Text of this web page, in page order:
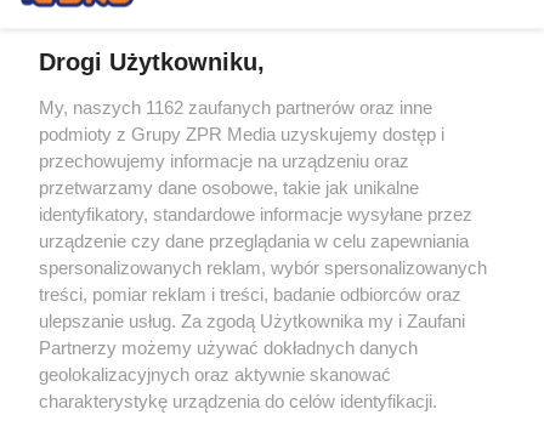
Żaden utwór zamieszczony w serwisie nie może być powielany i
rozpowszechniany lub dalej rozpowszechniany w jakikolwiek sposób (w
tym także elektroniczny lub mechaniczny) na jakimkolwiek polu
eksploatacji w jakiejkolwiek formie, włącznie z umieszczaniem w
Internecie bez pisemnej zgody właściciela praw. Jakiekolwiek użycie lub
wykorzystanie utworów w całości lub w części z naruszeniem prawa,
tzn. bez właściwej zgody, jest zabronione pod groźbą kary i może być
ścigane prawnie.
Drogi Użytkowniku,
My, naszych 1162 zaufanych partnerów oraz inne
podmioty z Grupy ZPR Media uzyskujemy dostęp i
przechowujemy informacje na urządzeniu oraz
przetwarzamy dane osobowe, takie jak unikalne
identyfikatory, standardowe informacje wysyłane przez
urządzenie czy dane przeglądania w celu zapewniania
spersonalizowanych reklam, wybór spersonalizowanych
treści, pomiar reklam i treści, badanie odbiorców oraz
ulepszanie usług. Za zgodą Użytkownika my i Zaufani
Partnerzy możemy używać dokładnych danych
geolokalizacyjnych oraz aktywnie skanować
charakterystykę urządzenia do celów identyfikacji.